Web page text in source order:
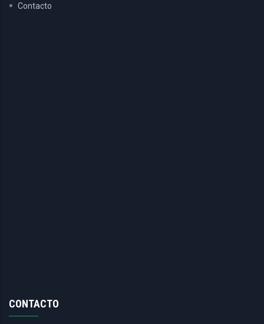
Contacto
CONTACTO